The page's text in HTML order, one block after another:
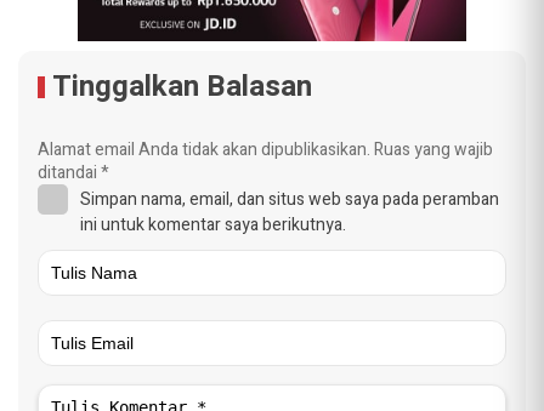
Tinggalkan Balasan
Alamat email Anda tidak akan dipublikasikan.Ruas yang wajib
ditandai*
Simpan nama, email, dan situs web saya pada peramban
ini untuk komentar saya berikutnya.